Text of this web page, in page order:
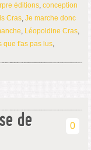
éditions, conception
Cras, Je marche donc
, Léopoldine Cras,
que t'as pas lus,
de
0